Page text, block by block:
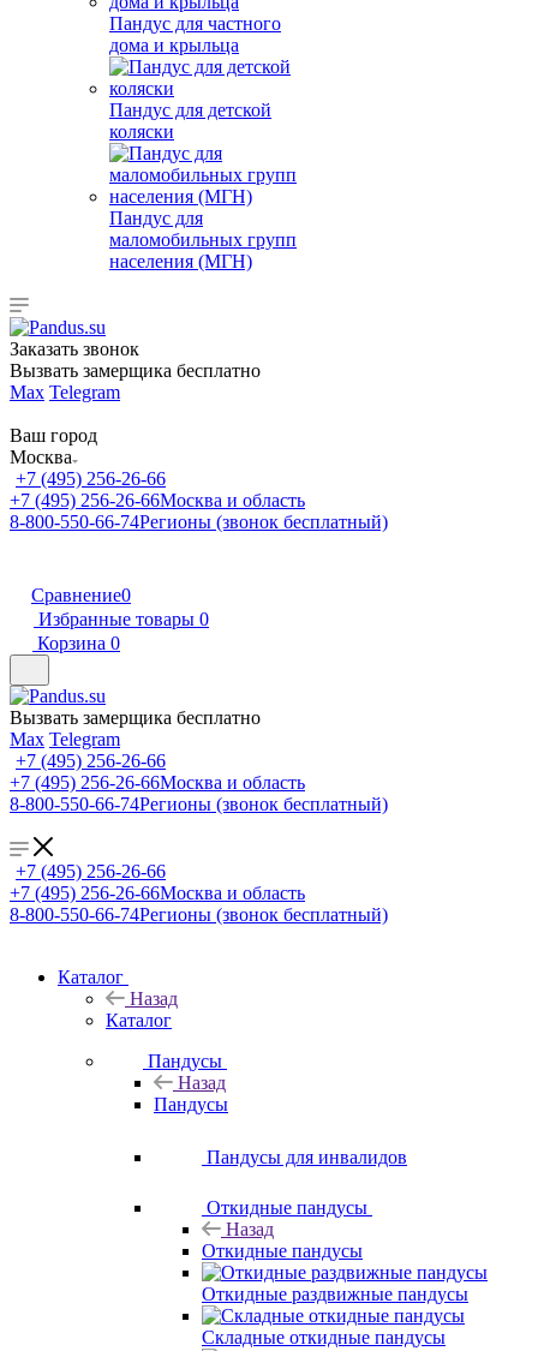
Пандус для частного
дома и крыльца
Пандус для детской
коляски
Пандус для
маломобильных групп
населения (МГН)
Заказать звонок
Вызвать замерщика бесплатно
Max Telegram
Ваш город
Москва
+7 (495) 256-26-66
+7 (495) 256-26-66Москва и область
8-800-550-66-74Регионы (звонок бесплатный)
Сравнение0
Избранные товары 0
Корзина 0
Вызвать замерщика бесплатно
Max Telegram
+7 (495) 256-26-66
+7 (495) 256-26-66Москва и область
8-800-550-66-74Регионы (звонок бесплатный)
+7 (495) 256-26-66
+7 (495) 256-26-66Москва и область
8-800-550-66-74Регионы (звонок бесплатный)
Каталог
Назад
Каталог
Пандусы
Назад
Пандусы
Пандусы для инвалидов
Откидные пандусы
Назад
Откидные пандусы
Откидные раздвижные пандусы
Складные откидные пандусы